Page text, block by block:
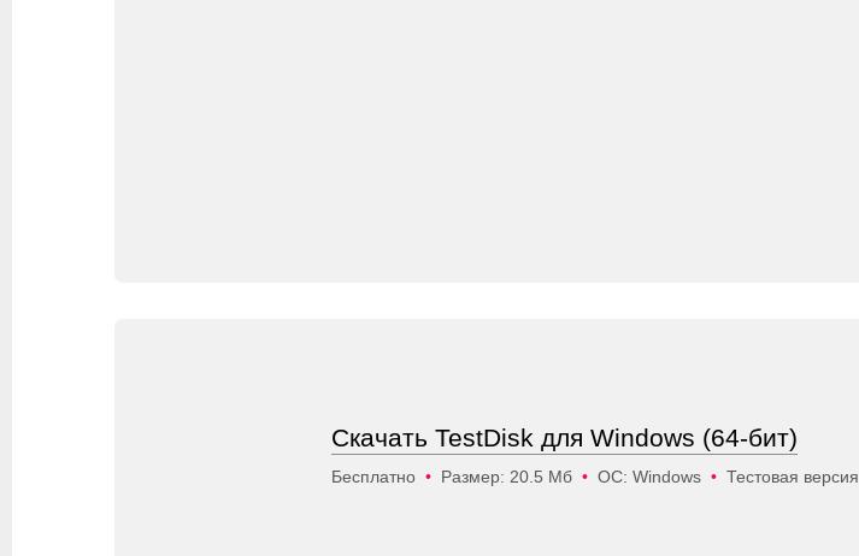
Скачать TestDisk для Windows (64-бит)
Бесплатно • Размер: 20.5 Мб • ОС: Windows • Тестовая версия